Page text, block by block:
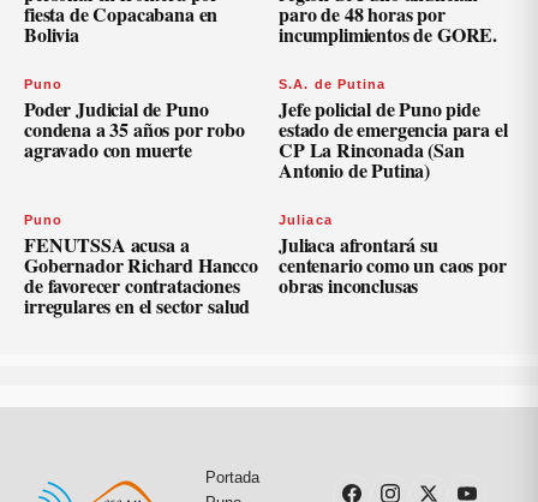
fiesta de Copacabana en
Bolivia
paro de 48 horas por
incumplimientos de GORE.
Puno
Poder Judicial de Puno
condena a 35 años por robo
agravado con muerte
S.A. de Putina
Jefe policial de Puno pide
estado de emergencia para el
CP La Rinconada (San
Antonio de Putina)
Puno
FENUTSSA acusa a
Gobernador Richard Hancco
de favorecer contrataciones
irregulares en el sector salud
Juliaca
Juliaca afrontará su
centenario como un caos por
obras inconclusas
Portada